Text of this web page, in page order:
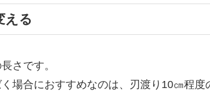
える
さです。
場合におすすめなのは、刃渡り10㎝程度